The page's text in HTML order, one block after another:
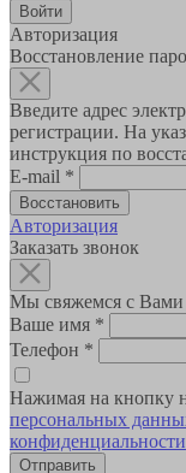
Авторизация
Восстановление
Введите адрес
регистрации. На
инструкция по
E-mail *
Авторизация
Заказать звонок
Мы свяжемся с
Ваше имя *
Телефон *
Нажимая на кнопку
персональных
конфиденциальности